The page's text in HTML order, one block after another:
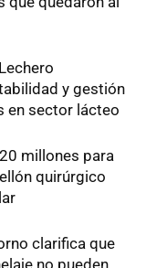
y gestión
en sector lácteo
millones para
quirúrgico
clarifica que